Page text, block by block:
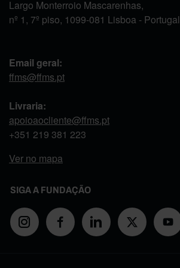
Largo Monterroio Mascarenhas,
nº 1, 7º piso, 1099-081 Lisboa - Portugal
Email geral:
ffms@ffms.pt
Livraria:
apoioaocliente@ffms.pt
+351 219 381 223
Ver no mapa
SIGA A FUNDAÇÃO